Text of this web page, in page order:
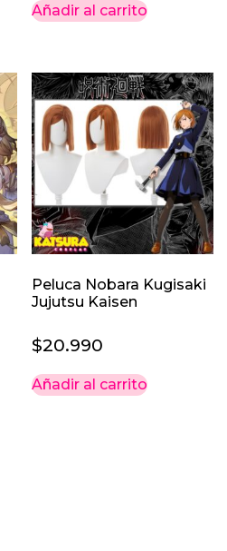
Añadir al carrito
Peluca Nobara Kugisaki
Jujutsu Kaisen
$20.990
Añadir al carrito